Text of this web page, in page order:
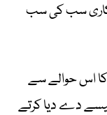
کاری سب کی سب
کا اس حوالے سے
دے دیا کرتے